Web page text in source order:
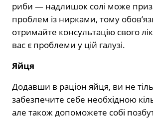
риби — надлишок солі може
проблем із нирками, тому
отримайте консультацію свого
вас є проблеми у цій галузі.
Яйця
Додавши в раціон яйця, ви не
забезпечите себе необхідною
але також допоможете собі